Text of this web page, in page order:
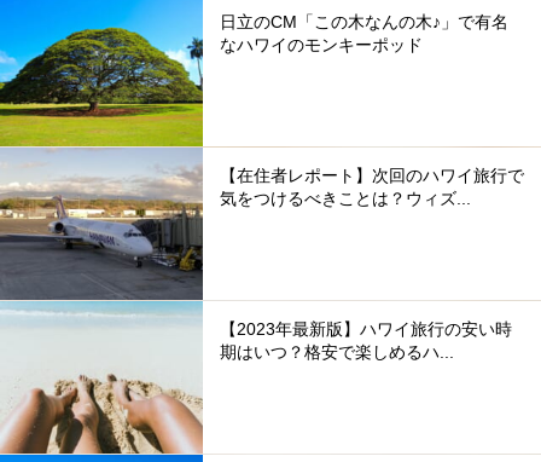
日立のCM「この木なんの木♪」で有名
なハワイのモンキーポッド
【在住者レポート】次回のハワイ旅行で
気をつけるべきことは？ウィズ...
【2023年最新版】ハワイ旅行の安い時
期はいつ？格安で楽しめるハ...